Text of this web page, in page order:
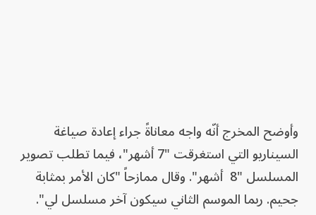
وأوضح المخرج أنّه واجه معاناةً جراء إعادة صياغة
السيناريو التي استغرقت "7 أشهر"، فيما تطلب تصوير
المسلسل "8 أشهر". وقال ممازحاً "كان الأمر بمثابة
جحيم. ربما الموسم الثاني سيكون آخر مسلسل لي".